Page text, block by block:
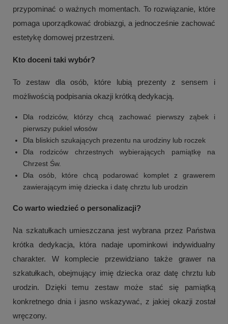
przypominać o ważnych momentach. To rozwiązanie, które
pomaga uporządkować drobiazgi, a jednocześnie zachować
estetykę domowej przestrzeni.
Kto doceni taki wybór?
To zestaw dla osób, które lubią prezenty z sensem i
możliwością podpisania okazji krótką dedykacją.
Dla rodziców, którzy chcą zachować pierwszy ząbek i
pierwszy pukiel włosów
Dla bliskich szukających prezentu na urodziny lub roczek
Dla rodziców chrzestnych wybierających pamiątkę na
Chrzest Św.
Dla osób, które chcą podarować komplet z grawerem
zawierającym imię dziecka i datę chrztu lub urodzin
Co warto wiedzieć o personalizacji?
Na szkatułkach umieszczana jest wybrana przez Państwa
krótka dedykacja, która nadaje upominkowi indywidualny
charakter. W komplecie przewidziano także grawer na
szkatułkach, obejmujący imię dziecka oraz datę chrztu lub
urodzin. Dzięki temu zestaw może stać się pamiątką
konkretnego dnia i jasno wskazywać, z jakiej okazji został
wręczony.